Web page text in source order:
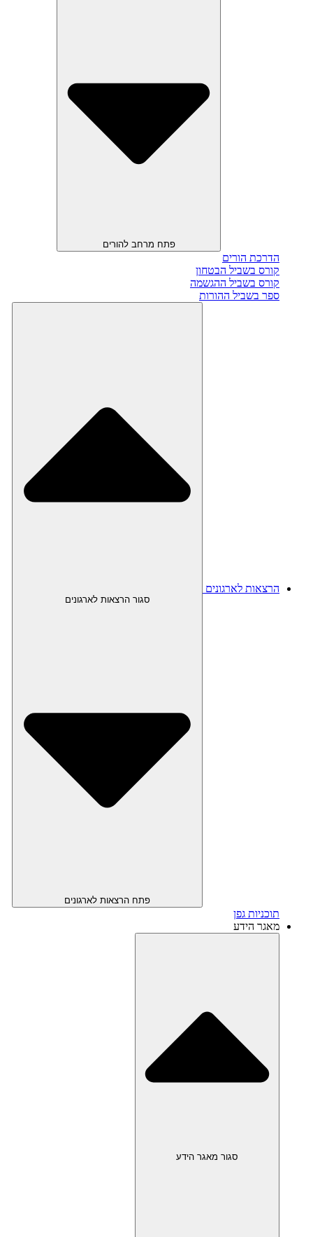
פתח מרחב להורים
הדרכת הורים
קורס בשביל הבטחון
קורס בשביל ההגשמה
ספר בשביל ההורות
הרצאות לארגונים
סגור הרצאות לארגונים
פתח הרצאות לארגונים
תוכניות גפן
מאגר הידע
סגור מאגר הידע